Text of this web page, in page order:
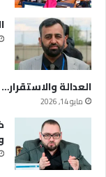
العدالة
مايو 14, 2026